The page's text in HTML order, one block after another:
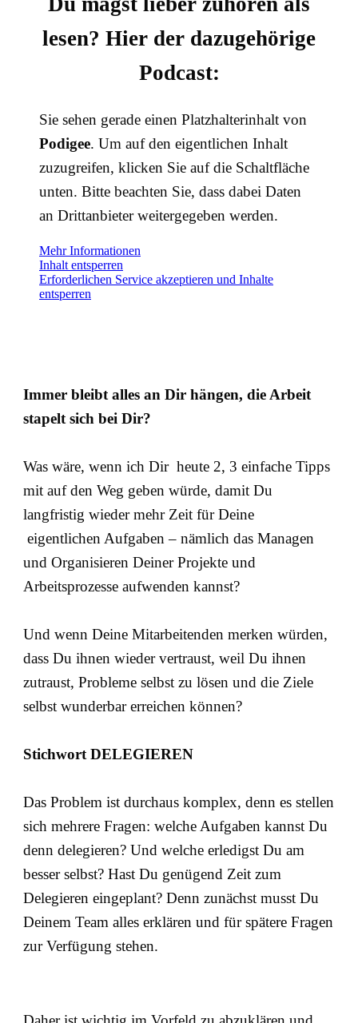
lesen? Hier der dazugehörige
Podcast:
Sie sehen gerade einen Platzhalterinhalt von
Podigee. Um auf den eigentlichen Inhalt
zuzugreifen, klicken Sie auf die Schaltfläche
unten. Bitte beachten Sie, dass dabei Daten
an Drittanbieter weitergegeben werden.
Mehr Informationen
Inhalt entsperren
Erforderlichen Service akzeptieren und Inhalte
entsperren
Immer bleibt alles an Dir hängen, die Arbeit
stapelt sich bei Dir?
Was wäre, wenn ich Dir heute 2, 3 einfache Tipps
mit auf den Weg geben würde, damit Du
langfristig wieder mehr Zeit für Deine
eigentlichen Aufgaben – nämlich das Managen
und Organisieren Deiner Projekte und
Arbeitsprozesse aufwenden kannst?
Und wenn Deine Mitarbeitenden merken würden,
dass Du ihnen wieder vertraust, weil Du ihnen
zutraust, Probleme selbst zu lösen und die Ziele
selbst wunderbar erreichen können?
Stichwort DELEGIEREN
Das Problem ist durchaus komplex, denn es stellen
sich mehrere Fragen: welche Aufgaben kannst Du
denn delegieren? Und welche erledigst Du am
besser selbst? Hast Du genügend Zeit zum
Delegieren eingeplant? Denn zunächst musst Du
Deinem Team alles erklären und für spätere Fragen
zur Verfügung stehen.